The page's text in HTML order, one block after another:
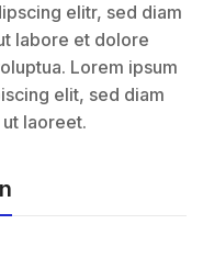
elitr, sed diam
labore et dolore
Lorem ipsum
elit, sed diam
laoreet.